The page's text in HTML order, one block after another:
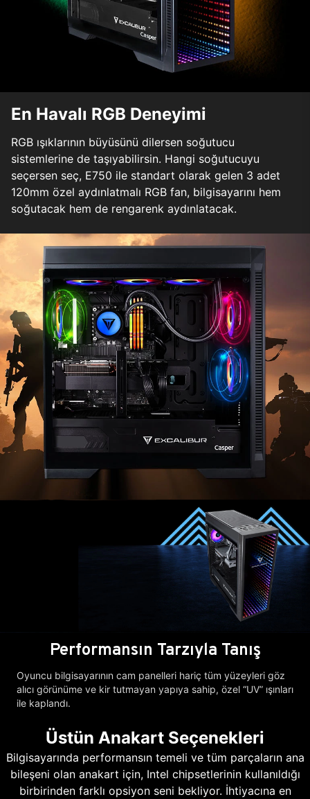
En Havalı RGB Deneyimi
RGB ışıklarının büyüsünü dilersen soğutucu
sistemlerine de taşıyabilirsin. Hangi soğutucuyu
seçersen seç, E750 ile standart olarak gelen 3 adet
120mm özel aydınlatmalı RGB fan, bilgisayarını hem
soğutacak hem de rengarenk aydınlatacak.
Performansın Tarzıyla Tanış
Oyuncu bilgisayarının cam panelleri hariç tüm yüzeyleri göz
alıcı görünüme ve kir tutmayan yapıya sahip, özel “UV” ışınları
ile kaplandı.
Üstün Anakart Seçenekleri
Bilgisayarında performansın temeli ve tüm parçaların ana
bileşeni olan anakart için, Intel chipsetlerinin kullanıldığı
birbirinden farklı opsiyon seni bekliyor. İhtiyacına en